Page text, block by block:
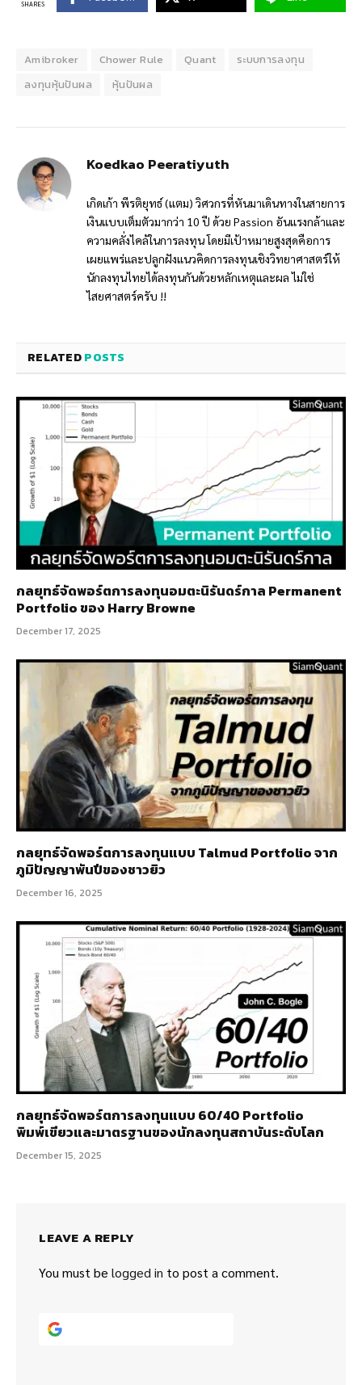
SHARES
Amibroker Chower Rule Quant
ระบบการลงทุน
ลงทุนหุ้นปันผล
หุ้นปันผล
Koedkao Peeratiyuth
เกิดเก้า พีรติยุทธ์ (แตม) วิศวกรที่หันมาเดินทางในสายการ
เงินแบบเต็มตัวมากว่า 10 ปี ด้วย Passion อันแรงกล้าและ
ความคลั่งไคล้ในการลงทุน โดยมีเป้าหมายสูงสุดคือการ
เผยแพร่และปลูกฝังแนวคิดการลงทุนเชิงวิทยาศาสตร์ให้
นักลงทุนไทยได้ลงทุนกันด้วยหลักเหตุและผล ไม่ใช่
ไสยศาสตร์ครับ !!
RELATEDPOSTS
กลยุทธ์​จัดพอร์ตการลงทุนอมตะนิรันดร์กาล Permanent
Portfolio ของ Harry Browne
December 17, 2025
กลยุทธ์จัดพอร์ตการลงทุนแบบ Talmud Portfolio จาก
ภูมิปัญญาพันปีของชาวยิว
December 16, 2025
กลยุทธ์จัดพอร์ตการลงทุนแบบ 60/40 Portfolio
พิมพ์เขียวและมาตรฐานของนักลงทุนสถาบันระดับโลก
December 15, 2025
LEAVE A REPLY
You must be logged in to post a comment.